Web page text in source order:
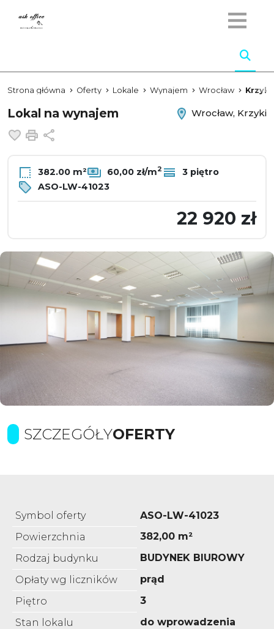
Strona główna Oferty Lokale Wynajem Wrocław Krzyki
Lokal na wynajem
Wrocław, Krzyki
Dodaj do ulubionych
Drukuj
382.00 m² 60,00 zł/m2
3 piętro
ASO-LW-41023
22 920 zł
SZCZEGÓŁYOFERTY
Symbol oferty
ASO-LW-41023
Powierzchnia
382,00 m²
Rodzaj budynku
BUDYNEK BIUROWY
Opłaty wg liczników
prąd
Piętro
3
Stan lokalu
do wprowadzenia